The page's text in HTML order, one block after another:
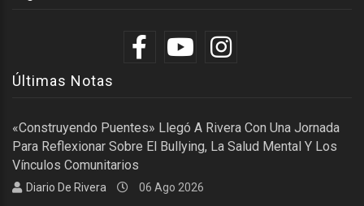
Últimas Notas
«Construyendo Puentes» Llegó A Rivera Con Una Jornada
Para Reflexionar Sobre El Bullying, La Salud Mental Y Los
Vínculos Comunitarios
Diario De Rivera 06 Ago 2026